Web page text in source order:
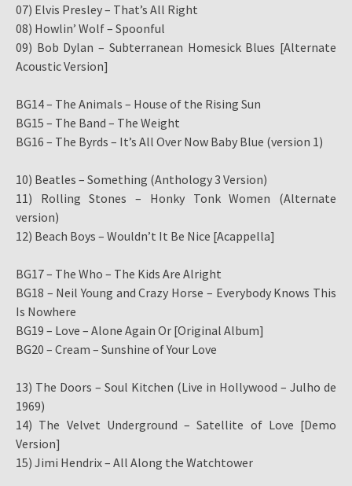
07) Elvis Presley – That’s All Right
08) Howlin’ Wolf – Spoonful
09) Bob Dylan – Subterranean Homesick Blues [Alternate
Acoustic Version]
BG14 – The Animals – House of the Rising Sun
BG15 – The Band – The Weight
BG16 – The Byrds – It’s All Over Now Baby Blue (version 1)
10) Beatles – Something (Anthology 3 Version)
11) Rolling Stones – Honky Tonk Women (Alternate
version)
12) Beach Boys – Wouldn’t It Be Nice [Acappella]
BG17 – The Who – The Kids Are Alright
BG18 – Neil Young and Crazy Horse – Everybody Knows This
Is Nowhere
BG19 – Love – Alone Again Or [Original Album]
BG20 – Cream – Sunshine of Your Love
13) The Doors – Soul Kitchen (Live in Hollywood – Julho de
1969)
14) The Velvet Underground – Satellite of Love [Demo
Version]
15) Jimi Hendrix – All Along the Watchtower